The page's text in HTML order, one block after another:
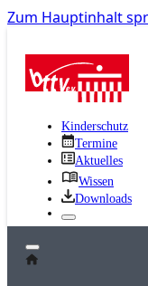
Zum Hauptinhalt
Kinderschutz
Termine
Aktuelles
Wissen
Downloads